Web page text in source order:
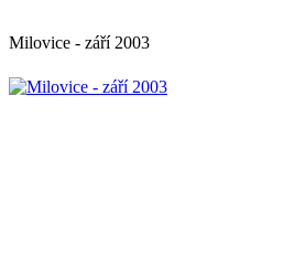
Milovice - září 2003